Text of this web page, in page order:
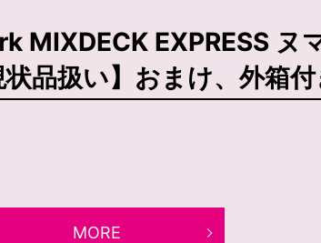
MIXDECK EXPRESS ヌ
状品扱い】おまけ、外箱
MORE